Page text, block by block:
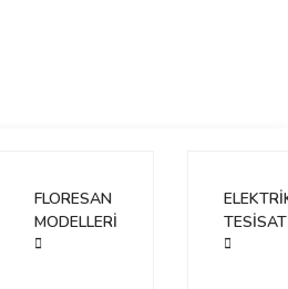
FLORESAN
MODELLERİ
TESİSAT